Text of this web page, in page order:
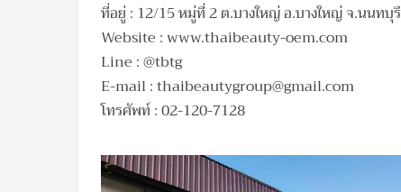
ที่อยู่ : 12/15 หมู่ที่ 2 ต.บางใหญ่ อ.บางใหญ่ จ.นนทบุรี
Website : www.thaibeauty-oem.com
Line : @tbtg
E-mail :thaibeautygroup@gmail.com
โทรศัพท์ : 02-120-7128